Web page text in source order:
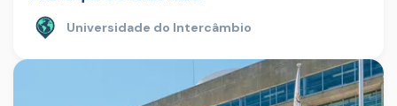
Universidade do Intercâmbio